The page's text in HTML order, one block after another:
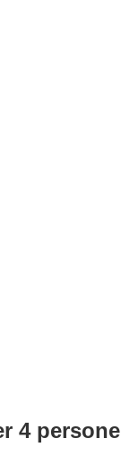
4 persone